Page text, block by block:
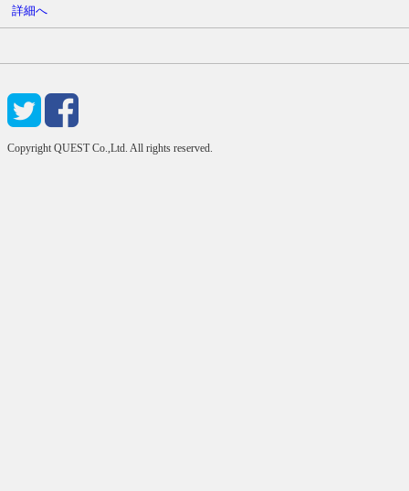
詳細へ
Copyright QUEST Co.,Ltd. All rights reserved.